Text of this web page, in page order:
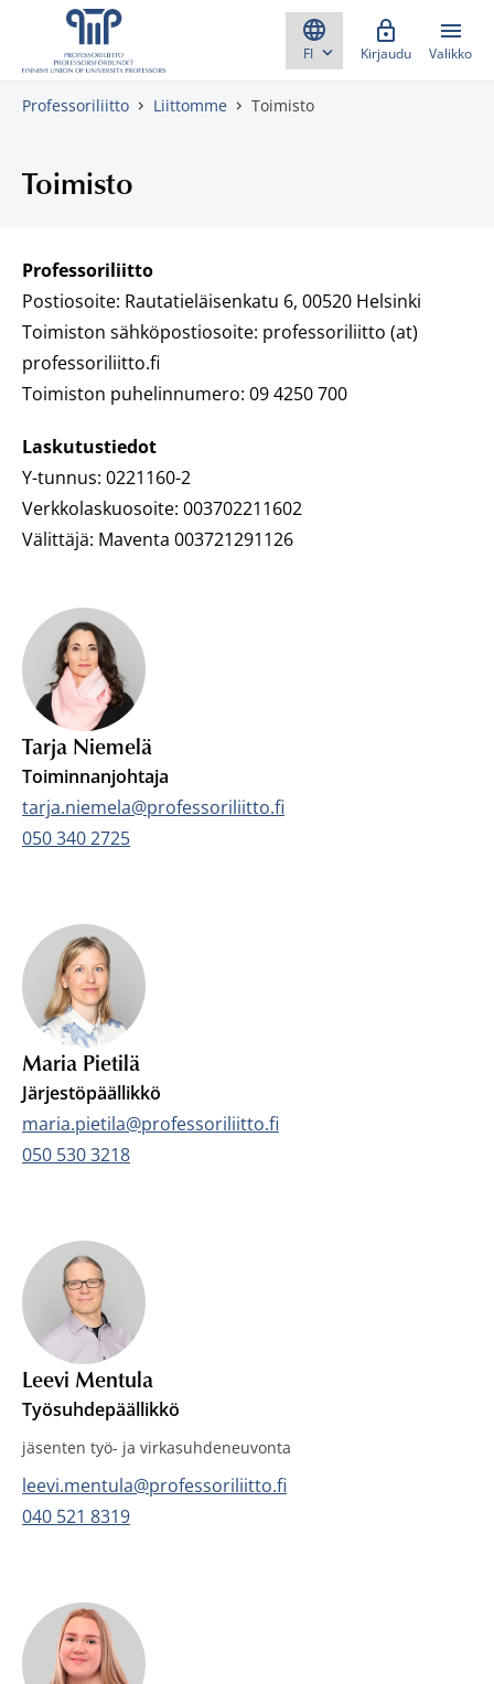
Skippaa sisältö
Kirjaudu Valikko
Professoriliitto Liittomme Toimisto
Toimisto
Professoriliitto
Postiosoite: Rautatieläisenkatu 6, 00520 Helsinki
Toimiston sähköpostiosoite: professoriliitto (at)
professoriliitto.fi
Toimiston puhelinnumero: 09 4250 700
Laskutustiedot
Y-tunnus: 0221160-2
Verkkolaskuosoite: 003702211602
Välittäjä: Maventa 003721291126
Tarja Niemelä
Toiminnanjohtaja
Sähköposti:
tarja.niemela@professoriliitto.fi
Puhelin:
050 340 2725
Maria Pietilä
Järjestöpäällikkö
Sähköposti:
maria.pietila@professoriliitto.fi
Puhelin:
050 530 3218
Leevi Mentula
Työsuhdepäällikkö
jäsenten työ- ja virkasuhdeneuvonta
Sähköposti:
leevi.mentula@professoriliitto.fi
Puhelin:
040 521 8319